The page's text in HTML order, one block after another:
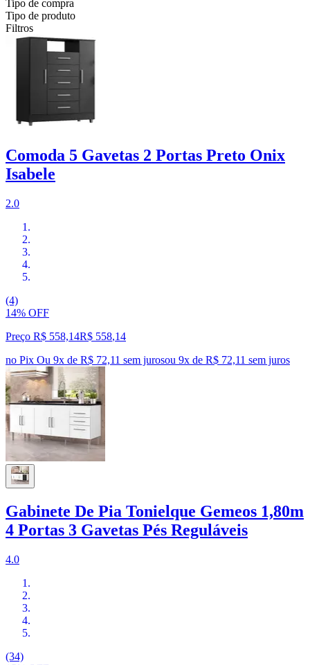
Tipo de compra
Tipo de produto
Filtros
Comoda 5 Gavetas 2 Portas Preto Onix
Isabele
2.0
(4)
14% OFF
Preço R$ 558,14R$ 558,14
no Pix Ou 9x de R$ 72,11 sem jurosou 9x de R$ 72,11 sem juros
Gabinete De Pia Tonielque Gemeos 1,80m
4 Portas 3 Gavetas Pés Reguláveis
4.0
(34)